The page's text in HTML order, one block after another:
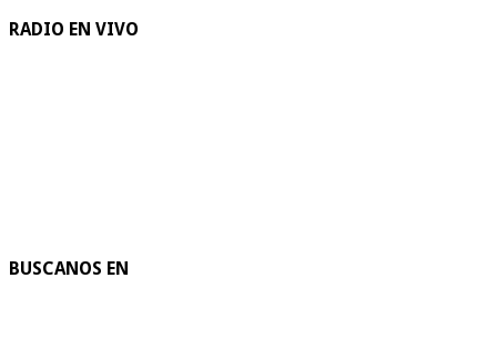
RADIO EN VIVO
BUSCANOS EN